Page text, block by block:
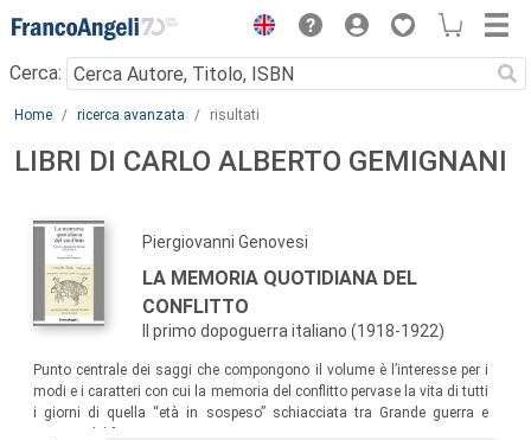
Menu
Cerca:
Main content
Home ricerca avanzata risultati
LIBRI DI CARLO ALBERTO GEMIGNANI
Piergiovanni Genovesi
LA MEMORIA QUOTIDIANA DEL
CONFLITTO
Il primo dopoguerra italiano (1918-1922)
Punto centrale dei saggi che compongono il volume è l’interesse per i
modi e i caratteri con cui la memoria del conflitto pervase la vita di tutti
i giorni di quella “età in sospeso” schiacciata tra Grande guerra e